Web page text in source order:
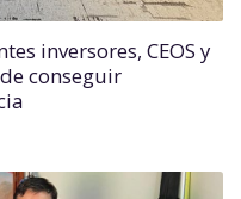
inversores, CEOS y
conseguir